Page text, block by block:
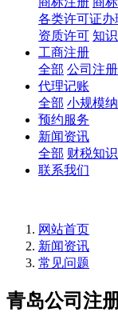
各类许可证办
资质许可 知
工商注册
全部 公司注册
代理记账
全部 小规模
预约服务
新闻资讯
全部 财税知识
联系我们
网站首页
新闻资讯
常见问题
青岛公司注